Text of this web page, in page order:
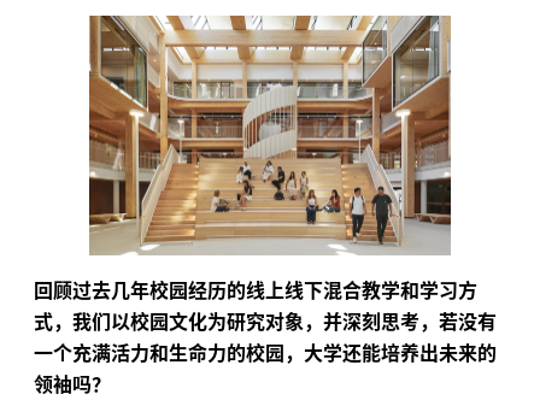
回顾过去几年校园经历的线上线下混合教学和学习方
式，我们以校园文化为研究对象，并深刻思考，若没有
一个充满活力和生命力的校园，大学还能培养出未来的
领袖吗？